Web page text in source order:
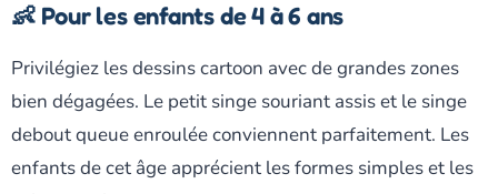
👶 Pour les enfants de 4 à 6 ans
Privilégiez les dessins cartoon avec de grandes zones
bien dégagées. Le petit singe souriant assis et le singe
debout queue enroulée conviennent parfaitement. Les
enfants de cet âge apprécient les formes simples et les